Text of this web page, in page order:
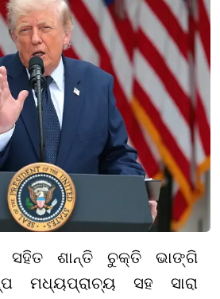
ସହିତ ଶାନ୍ତି ଚୁକ୍ତି ଭାଙ୍ଗି
ମଧ୍ୟପ୍ରାଚ୍ୟ ସହ ସାରା